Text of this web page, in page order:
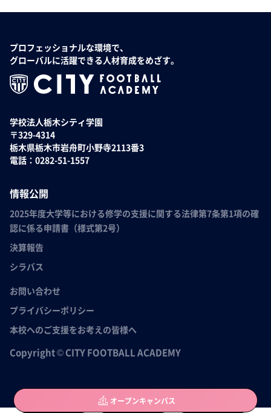
オープンキャンパス
プロフェッショナルな環境で、
グローバルに活躍できる人材育成をめざす。
学校法人栃木シティ学園
〒329-4314
栃木県栃木市岩舟町小野寺2113番3
電話：0282-51-1557
情報公開
2025年度大学等における修学の支援に関する法律第7条第1項の確
認に係る申請書（様式第2号）
決算報告
シラバス
お問い合わせ
プライバシーポリシー
本校へのご支援をお考えの皆様へ
Copyright © CITY FOOTBALL ACADEMY